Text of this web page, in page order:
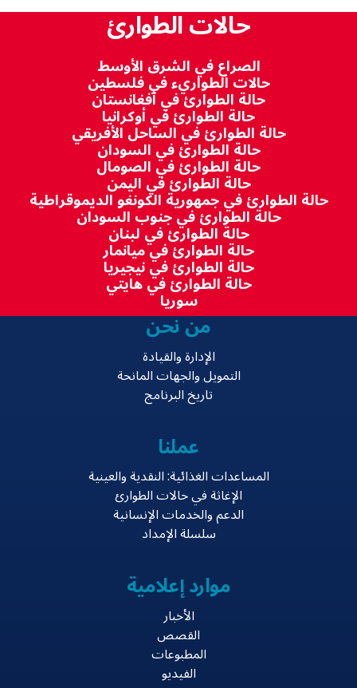
حالات الطوارئ
الصراع في الشرق الأوسط
حالات الطواريء في فلسطين
حالة الطوارئ في أفغانستان
حالة الطوارئ في أوكرانيا
حالة الطوارئ في الساحل الأفريقي
حالة الطوارئ في السودان
حالة الطوارئ في الصومال
حالة الطوارئ في اليمن
حالة الطوارئ في جمهورية الكونغو الديموقراطية
حالة الطوارئ في جنوب السودان
حالة الطوارئ في لبنان
حالة الطوارئ في ميانمار
حالة الطوارئ في نيجيريا
حالة الطوارئ في هايتي
سوريا
من نحن
الإدارة والقيادة
التمويل والجهات المانحة
تاريخ البرنامج
عملنا
المساعدات الغذائية: النقدية والعينية
الإغاثة في حالات الطوارئ
الدعم والخدمات الإنسانية
سلسلة الإمداد
موارد إعلامية
الأخبار
القصص
المطبوعات
الفيديو